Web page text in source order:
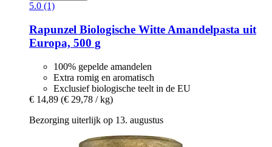
5.0 (1)
Rapunzel Biologische Witte Amandelpasta uit
Europa, 500 g
100% gepelde amandelen
Extra romig en aromatisch
Exclusief biologische teelt in de EU
€ 14,89 (€ 29,78 / kg)
Bezorging uiterlijk op 13. augustus